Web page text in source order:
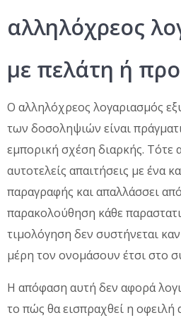
αλληλόχρεος
με πελάτη ή
Ο αλληλόχρεος λογαριασμός
των δοσοληψιών είναι
εμπορική σχέση διαρκής. Τότε
αυτοτελείς απαιτήσεις με ένα
παραγραφής και απαλλάσσει
παρακολούθηση κάθε
τιμολόγηση δεν συστήνεται
μέρη τον ονομάσουν έτσι στο
Η απόφαση αυτή δεν αφορά
το πώς θα εισπραχθεί η οφειλή